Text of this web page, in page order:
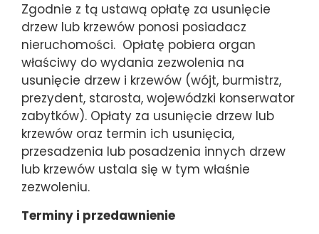
Zgodnie z tą ustawą opłatę za usunięcie
drzew lub krzewów ponosi posiadacz
nieruchomości. Opłatę pobiera organ
właściwy do wydania zezwolenia na
usunięcie drzew i krzewów (wójt, burmistrz,
prezydent, starosta, wojewódzki konserwator
zabytków). Opłaty za usunięcie drzew lub
krzewów oraz termin ich usunięcia,
przesadzenia lub posadzenia innych drzew
lub krzewów ustala się w tym właśnie
zezwoleniu.
Terminy i przedawnienie